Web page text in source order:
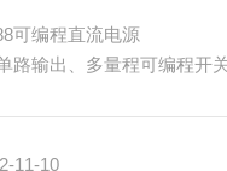
可编程直流电源
路输出、多量程可编程开
应用范围。
11-10